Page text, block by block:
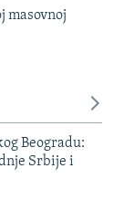
masovnoj
Beogradu:
Srbije i